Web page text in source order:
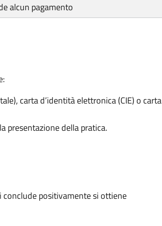
alcun pagamento
carta d’identità elettronica (CIE) o carta
presentazione della pratica.
positivamente si ottiene